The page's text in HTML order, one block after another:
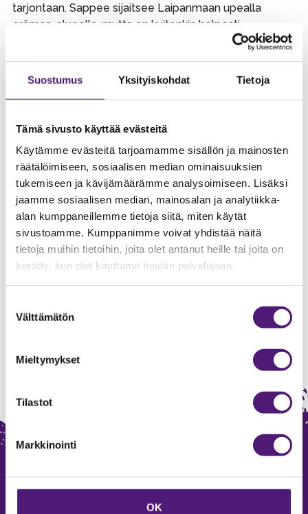
Suostumus Yksityiskohdat Tietoja
Tämä sivusto käyttää evästeitä
Käytämme evästeitä tarjoamamme sisällön ja mainosten
räätälöimiseen, sosiaalisen median ominaisuuksien
tukemiseen ja kävijämäärämme analysoimiseen. Lisäksi
jaamme sosiaalisen median, mainosalan ja analytiikka-
alan kumppaneillemme tietoja siitä, miten käytät
sivustoamme. Kumppanimme voivat yhdistää näitä
tietoja muihin tietoihin, joita olet antanut heille tai joita on
kerätty, kun olet käyttänyt heidän palvelujaan.
valinta
Välttämätön
Mieltymykset
Tilastot
Markkinointi
OK
tarjontaan. Sappee sijaitsee Laipanmaan upealla
erämaa-alueella, mutta on kuitenkin helposti
saavutettavissa, kunnanjohtaja Pauliina Pikka korostaa.
rekisteröity yhdistys, jonka yhteisöjäseniä ovat muun
muassa Pälkäneen ja Kangasalan kunnat sekä Aitoon
voitontavoittelu.